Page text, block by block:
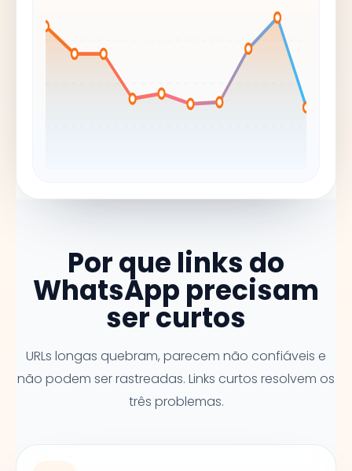
Por que links do
WhatsApp precisam
ser curtos
URLs longas quebram, parecem não confiáveis e
não podem ser rastreadas. Links curtos resolvem os
três problemas.